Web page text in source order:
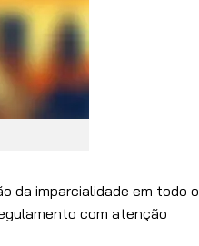
da imparcialidade em todo o
com atenção